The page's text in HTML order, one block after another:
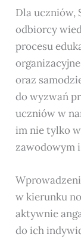
Dla uczniów,
odbiorcy
procesu
oraz
do wyzwań
uczniów w
im nie tylko
zawodowym i
w kierunku
aktywnie
do ich